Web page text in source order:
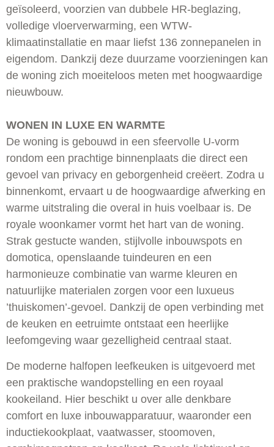
geïsoleerd, voorzien van dubbele HR-beglazing,
volledige vloerverwarming, een WTW-
klimaatinstallatie en maar liefst 136 zonnepanelen in
eigendom. Dankzij deze duurzame voorzieningen kan
de woning zich moeiteloos meten met hoogwaardige
nieuwbouw.
WONEN IN LUXE EN WARMTE
De woning is gebouwd in een sfeervolle U-vorm
rondom een prachtige binnenplaats die direct een
gevoel van privacy en geborgenheid creëert. Zodra u
binnenkomt, ervaart u de hoogwaardige afwerking en
warme uitstraling die overal in huis voelbaar is. De
royale woonkamer vormt het hart van de woning.
Strak gestucte wanden, stijlvolle inbouwspots en
domotica, openslaande tuindeuren en een
harmonieuze combinatie van warme kleuren en
natuurlijke materialen zorgen voor een luxueus
’thuiskomen’-gevoel. Dankzij de open verbinding met
de keuken en eetruimte ontstaat een heerlijke
leefomgeving waar gezelligheid centraal staat.
De moderne halfopen leefkeuken is uitgevoerd met
een praktische wandopstelling en een royaal
kookeiland. Hier beschikt u over alle denkbare
comfort en luxe inbouwapparatuur, waaronder een
inductiekookplaat, vaatwasser, stoomoven,